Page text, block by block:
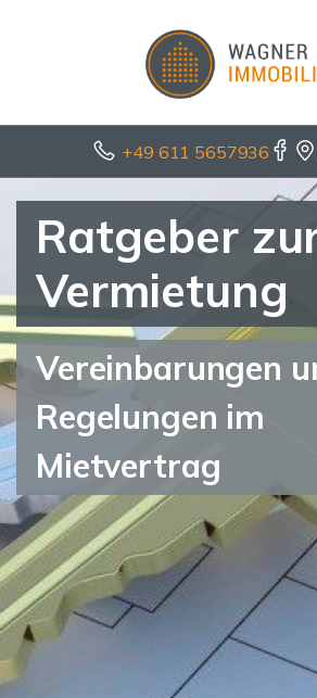
+49 611 5657936
Ratgeber
Vermietung
Vereinbarungen
Regelungen im
Mietvertrag